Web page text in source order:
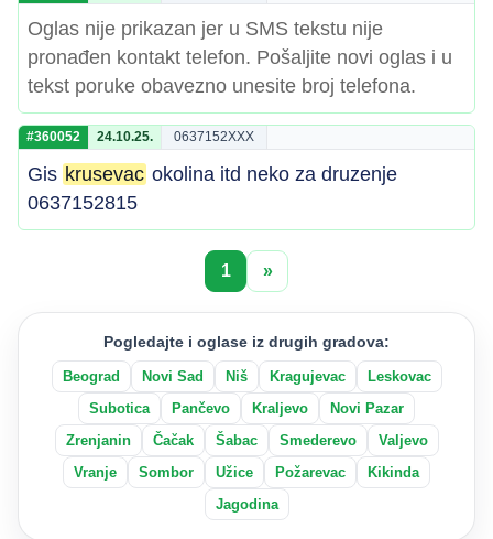
Oglas nije prikazan jer u SMS tekstu nije
pronađen kontakt telefon. Pošaljite novi oglas i u
tekst poruke obavezno unesite broj telefona.
#360052 24.10.25. 0637152XXX
Gis krusevac okolina itd neko za druzenje
0637152815
1 »
Pogledajte i oglase iz drugih gradova:
Beograd Novi Sad Niš Kragujevac
Leskovac
Subotica
Pančevo Kraljevo
Novi Pazar
Zrenjanin
Čačak Šabac Smederevo
Valjevo
Vranje
Sombor Užice Požarevac
Kikinda
Jagodina